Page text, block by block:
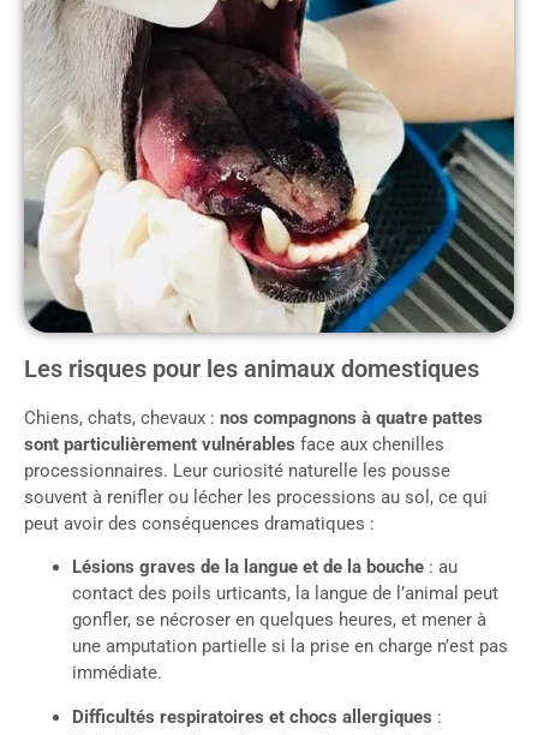
Les risques pour les animaux domestiques
Chiens, chats, chevaux : nos compagnons à quatre pattes
sont particulièrement vulnérables face aux chenilles
processionnaires. Leur curiosité naturelle les pousse
souvent à renifler ou lécher les processions au sol, ce qui
peut avoir des conséquences dramatiques :
Lésions graves de la langue et de la bouche : au
contact des poils urticants, la langue de l’animal peut
gonfler, se nécroser en quelques heures, et mener à
une amputation partielle si la prise en charge n’est pas
immédiate.
Difficultés respiratoires et chocs allergiques :